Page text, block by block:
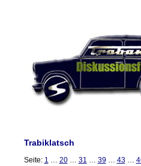
Trabiklatsch
Seite: 1 … 20… 31 … 39… 43…